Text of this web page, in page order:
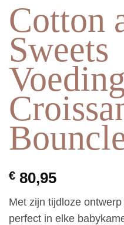
Cotton
Sweets
€ 80,95
Met zijn tijdloze
perfect in elke